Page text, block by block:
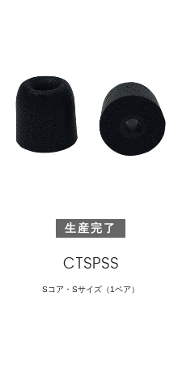
生産完了
CTSPSS
Sコア・Sサイズ（1ペア）